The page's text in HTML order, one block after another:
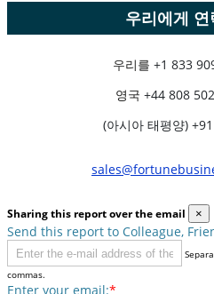
우리에게
우리를 +1 833
영국 +44 808
(아시아 태평양)
Sharing this report over the email ×
Send this report to Colleague,
commas.
Enter your email:*